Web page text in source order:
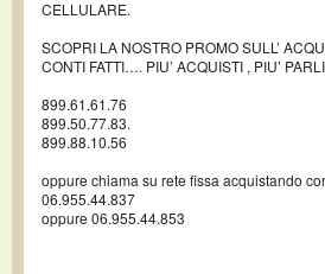
CELLULARE.
SCOPRI LA NOSTRO PROMO SULL’
CONTI FATTI…. PIU’ ACQUISTI , PIU’
899.61.61.76
899.50.77.83.
899.88.10.56
oppure chiama su rete fissa acquistando
06.955.44.837
oppure 06.955.44.853